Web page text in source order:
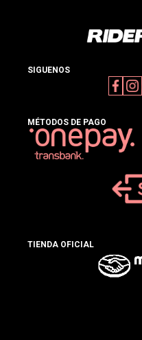
SIGUENOS
MÉTODOS DE PAGO
TIENDA OFICIAL